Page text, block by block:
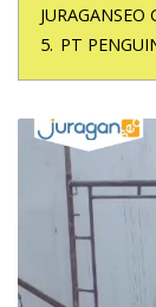
JURAGANSEO
5. PT